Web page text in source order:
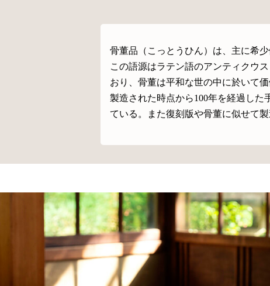
骨董品（こっとうひん）は、主に希
この語源はラテン語のアンティクウ
おり、骨董は平和な世の中に於いて
製造された時点から100年を経過し
ている。また復刻版や骨董に似せて